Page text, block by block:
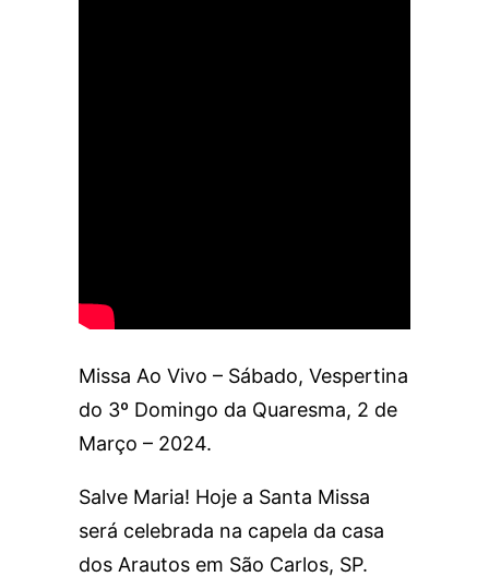
Missa Ao Vivo – Sábado, Vespertina
do 3º Domingo da Quaresma, 2 de
Março – 2024.
Salve Maria! Hoje a Santa Missa
será celebrada na capela da casa
dos Arautos em São Carlos, SP.